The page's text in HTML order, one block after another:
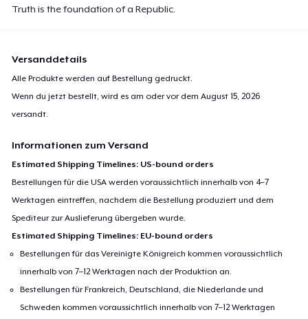
Truth is the foundation of a Republic.
Versanddetails
Alle Produkte werden auf Bestellung gedruckt.
Wenn du jetzt bestellt, wird es am oder vor demAugust 15, 2026
versandt.
Informationen zum Versand
Estimated Shipping Timelines: US-bound orders
Bestellungen für die USA werden voraussichtlich innerhalb von 4–7
Werktagen eintreffen, nachdem die Bestellung produziert und dem
Spediteur zur Auslieferung übergeben wurde.
Estimated Shipping Timelines: EU-bound orders
Bestellungen für das Vereinigte Königreich kommen voraussichtlich
innerhalb von 7–12 Werktagen nach der Produktion an.
Bestellungen für Frankreich, Deutschland, die Niederlande und
Schweden kommen voraussichtlich innerhalb von 7–12 Werktagen